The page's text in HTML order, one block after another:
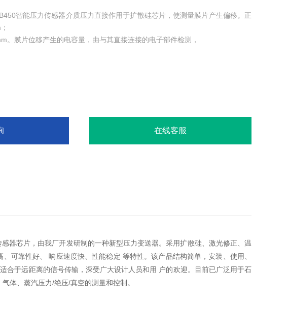
智能压力传感器介质压力直接作用于扩散硅芯片，使测量膜片产生偏移。正
。膜片位移产生的电容量，由与其直接连接的电子部件检测，
在线客服
器芯片，由我厂开发研制的一种新型压力变送器。采用扩散硅、激光修正、温
可靠性好、 响应速度快、性能稳定 等特性。该产品结构简单，安装、使用、
合于远距离的信号传输，深受广大设计人员和用 户的欢迎。目前已广泛用于石
体、蒸汽压力/绝压/真空的测量和控制。